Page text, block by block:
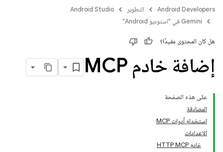
Android Developers التطوير
Android Studio
‫Gemini في "استوديو Android"
هل كان المحتوى مفيدًا؟
إضافة خادم MCP
على هذه الصفحة
المصادقة
استخدام أدوات MCP
الإعدادات
خادم HTTP MCP